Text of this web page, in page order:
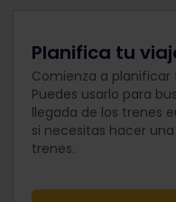
Planifica tu
Comienza a planificar
Puedes usarlo para
llegada de los trenes
si necesitas hacer
trenes.